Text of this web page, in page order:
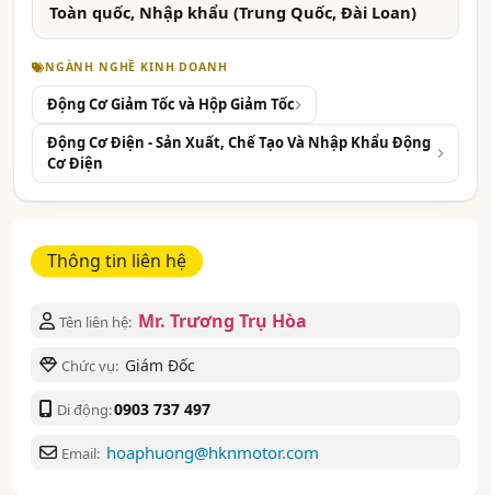
Toàn quốc, Nhập khẩu (Trung Quốc, Đài Loan)
NGÀNH NGHỀ KINH DOANH
Động Cơ Giảm Tốc và Hộp Giảm Tốc
Động Cơ Điện - Sản Xuất, Chế Tạo Và Nhập Khẩu Động
Cơ Điện
Thông tin liên hệ
Tên liên hệ: Mr. Trương Trụ Hòa
Chức vụ: Giám Đốc
Di động:0903 737 497
Email: hoaphuong@hknmotor.com